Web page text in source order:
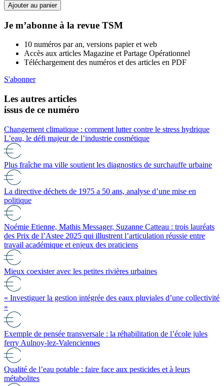
Ajouter au panier
Je m’abonne à la revue TSM
10 numéros par an, versions papier et web
Accès aux articles Magazine et Partage Opérationnel
Téléchargement des numéros et des articles en PDF
S'abonner
Les autres articles
issus de ce numéro
Changement climatique : comment lutter contre le stress hydrique
L’eau, le défi majeur de l’industrie cosmétique
Plus fraîche ma ville soutient les diagnostics de surchauffe urbaine
La directive déchets de 1975 a 50 ans, analyse d’une mise en
politique
Noémie Etienne, Mathis Messager, Suzanne Catteau : trois lauréats
des Prix de l’Astee 2025 qui illustrent l’articulation réussie entre
travail académique et enjeux des praticiens
Mieux coexister avec les petites rivières urbaines
« Investiguer la gestion intégrée des eaux pluviales d’une collectivité
»
Exemple de pensée transversale : la réhabilitation de l’école jules
ferry Aulnoy-lez-Valenciennes
Qualité de l’eau potable : faire face aux pesticides et à leurs
métabolites